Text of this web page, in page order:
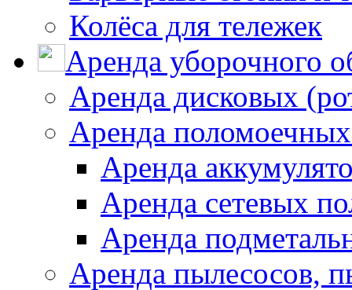
Колёса для тележек
Аренда уборочного
Аренда дисковых
Аренда
Аренда
Аренда сетевых
Аренда
Аренда пылесосов,